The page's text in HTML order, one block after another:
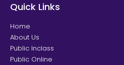
Quick Links
Home
About Us
Public Inclass
Public Online